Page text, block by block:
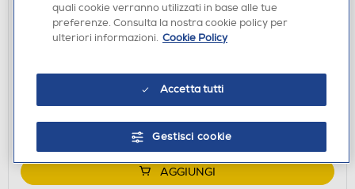
KIT VIDEOSORVEGLIANZA
Acquisto online:disponibile
Ritiro in negozio in 30' gratuito:verifica
AGGIUNGI
quali cookie verranno utilizzati in base alle tue
preferenze. Consulta la nostra cookie policy per
ulteriori informazioni. Cookie Policy
Accetta tutti
Gestisci cookie